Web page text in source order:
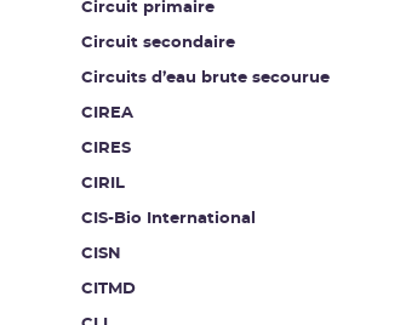
Circuit primaire
Circuit secondaire
Circuits d’eau brute secourue
CIREA
CIRES
CIRIL
CIS-Bio International
CISN
CITMD